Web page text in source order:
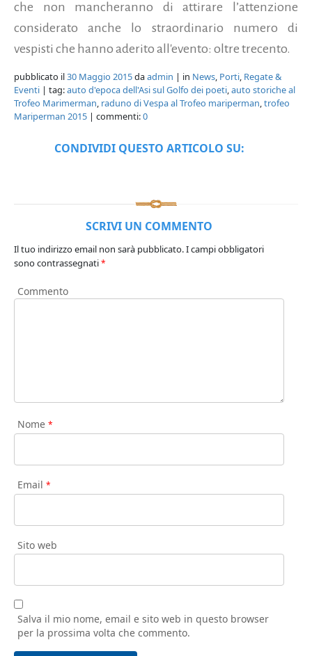
che non mancheranno di attirare l’attenzione
considerato anche lo straordinario numero di
vespisti che hanno aderito all'evento: oltre trecento.
pubblicato il30 Maggio 2015daadmin | in News, Porti, Regate &
Eventi | tag:auto d'epoca dell'Asi sul Golfo dei poeti,auto storiche al
Trofeo Marimerman, raduno di Vespa al Trofeo mariperman,trofeo
Mariperman 2015 | commenti:0
CONDIVIDI QUESTO ARTICOLO SU:
SCRIVI UN COMMENTO
Il tuo indirizzo email non sarà pubblicato.I campi obbligatori
sono contrassegnati*
Commento
Nome *
Email *
Sito web
Salva il mio nome, email e sito web in questo browser
per la prossima volta che commento.